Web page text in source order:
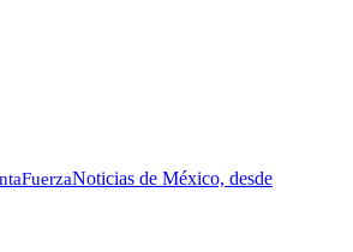
FuerzaNoticias de México, desde